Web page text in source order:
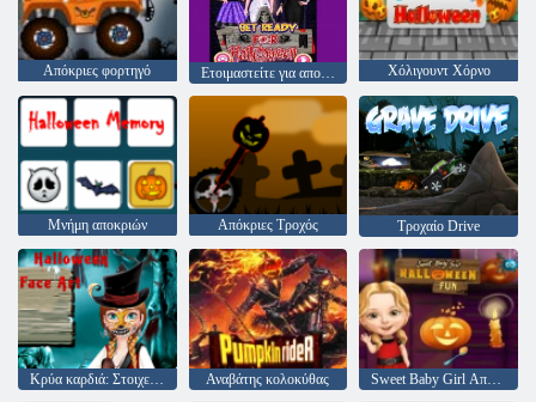
Απόκριες φορτηγό Ετοιμαστείτε για αποκριές Χόλιγουντ Χόρνο
Μνήμη αποκριών Απόκριες Τροχός Τροχαίο Drive
Κρύα καρδιά: Στοιχεία σχετικά με το πρόσωπο της Άννας για το Halloween Αναβάτης κολοκύθας Sweet Baby Girl Απόκριες διασκέδαση